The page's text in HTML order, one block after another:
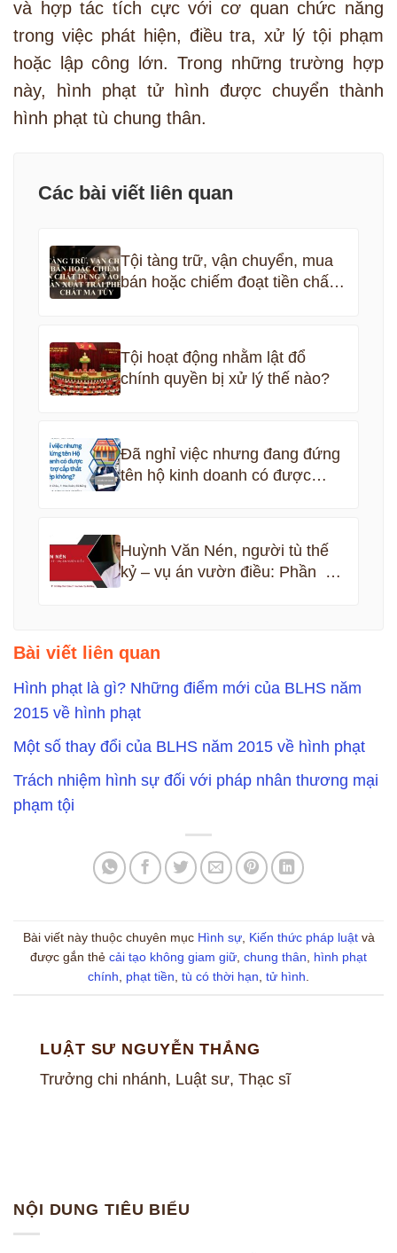
và hợp tác tích cực với cơ quan chức năng
trong việc phát hiện, điều tra, xử lý tội phạm
hoặc lập công lớn. Trong những trường hợp
này, hình phạt tử hình được chuyển thành
hình phạt tù chung thân.
Các bài viết liên quan
Tội tàng trữ, vận chuyển, mua
bán hoặc chiếm đoạt tiền chất
dùng vào việc sản xuất trái
Tội hoạt động nhằm lật đổ
chính quyền bị xử lý thế nào?
Đã nghỉ việc nhưng đang đứng
tên hộ kinh doanh có được
Huỳnh Văn Nén, người tù thế
kỷ – vụ án vườn điều: Phần 5
Bài viết liên quan
Hình phạt là gì? Những điểm mới của BLHS năm
2015 về hình phạt
Một số thay đổi của BLHS năm 2015 về hình phạt
Trách nhiệm hình sự đối với pháp nhân thương mại
phạm tội
Bài viết này thuộc chuyên mục Hình sự, Kiến thức pháp luậtvà
được gắn thẻ cải tạo không giam giữ, chung thân, hình phạt
chính, phạt tiền, tù có thời hạn, tử hình.
LUẬT SƯ NGUYỄN THẮNG
Trưởng chi nhánh, Luật sư, Thạc sĩ
NỘI DUNG TIÊU BIỂU